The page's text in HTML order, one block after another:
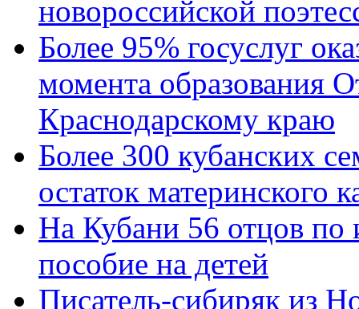
новороссийской
Более 95% госуслуг
момента образования
Краснодарскому краю
Более 300 кубанских
остаток материнского
На Кубани 56 отцов по
пособие на детей
Писатель-сибиряк из